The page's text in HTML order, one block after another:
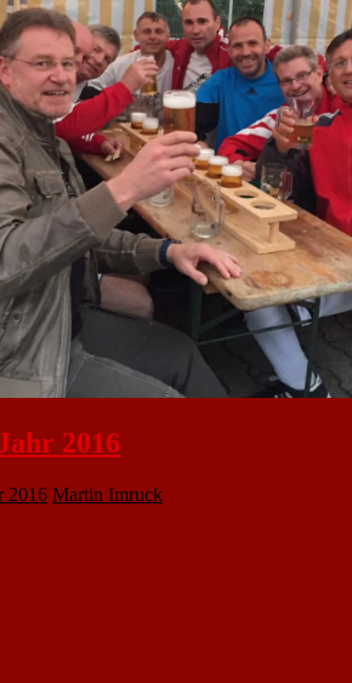
2016
2016 Martin Imruck